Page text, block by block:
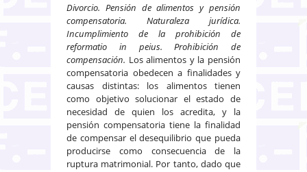
Divorcio. Pensión de alimentos y pensión
compensatoria. Naturaleza jurídica.
Incumplimiento de la prohibición de
reformatio in peius. Prohibición de
compensación. Los alimentos y la pensión
compensatoria obedecen a finalidades y
causas distintas: los alimentos tienen
como objetivo solucionar el estado de
necesidad de quien los acredita, y la
pensión compensatoria tiene la finalidad
de compensar el desequilibrio que pueda
producirse como consecuencia de la
ruptura matrimonial. Por tanto, dado que